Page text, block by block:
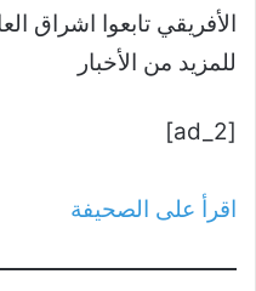
للمزيد من الأخبار
[ad_2]
اقرأ على الصحيفة